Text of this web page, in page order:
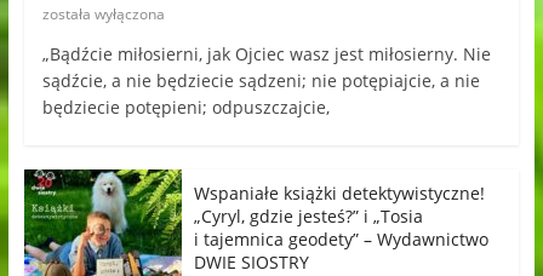
została wyłączona
„Bądźcie miłosierni, jak Ojciec wasz jest miłosierny. Nie
sądźcie, a nie będziecie sądzeni; nie potępiajcie, a nie
będziecie potępieni; odpuszczajcie,
Wspaniałe książki detektywistyczne!
„Cyryl, gdzie jesteś?” i „Tosia
i tajemnica geodety” – Wydawnictwo
DWIE SIOSTRY